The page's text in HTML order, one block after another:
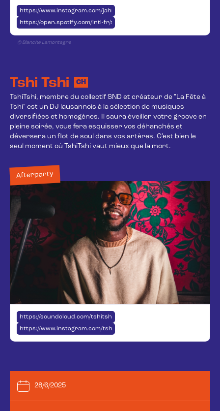
https://www.instagram.com/jahrel.jones/
https://open.spotify.com/intl-fr/artist/
© Blanche Lamontagne
Tshi Tshi
CH
TshiTshi, membre du collectif SND et créateur de "La Fête à
Tshi" est un DJ lausannois à la sélection de musiques
diversifiées et homogènes. Il saura éveiller votre groove en
pleine soirée, vous fera esquisser vos déhanchés et
déversera un flot de soul dans vos artères. C’est bien le
seul moment où TshiTshi vaut mieux que la mort.
Afterparty
https://soundcloud.com/tshitshii
https://www.instagram.com/tshitshi_17/
28/6/2025